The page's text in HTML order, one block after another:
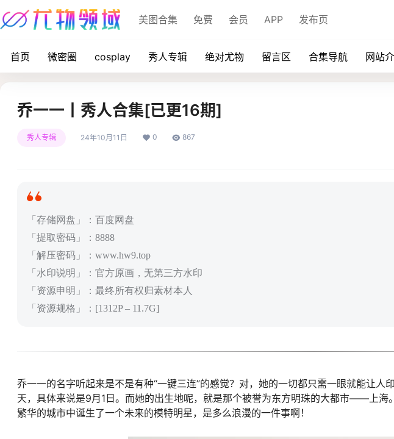
美图合集 免费 会员 APP 发布页
首页 微密圈 cosplay 秀人专辑 绝对尤物 留言区 合集导航 网站
乔一一丨秀人合集[已更16期]
秀人专辑 24年10月11日 0 867
「存储网盘」：百度网盘
「提取密码」：8888
「解压密码」：www.hw9.top
「水印说明」：官方原画，无第三方水印
「资源申明」：最终所有权归素材本人
「资源规格」：[1312P – 11.7G]
乔一一的名字听起来是不是有种“一键三连”的感觉？对，她的一切都只需一眼就能让人
天，具体来说是9月1日。而她的出生地呢，就是那个被誉为东方明珠的大都市——上海
繁华的城市中诞生了一个未来的模特明星，是多么浪漫的一件事啊！